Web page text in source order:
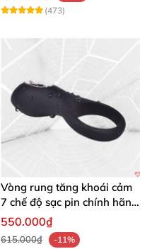
(473)
Vòng rung tăng khoái cảm
7 chế độ sạc pin chính hãng
Mỹ cao cấp
550.000₫
615.000₫
-11%